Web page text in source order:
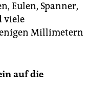
Eulen, Spanner,
viele
Millimetern
auf die